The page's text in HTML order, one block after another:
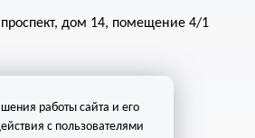
дом 14, помещение 4/1
работы сайта и его
с пользователями